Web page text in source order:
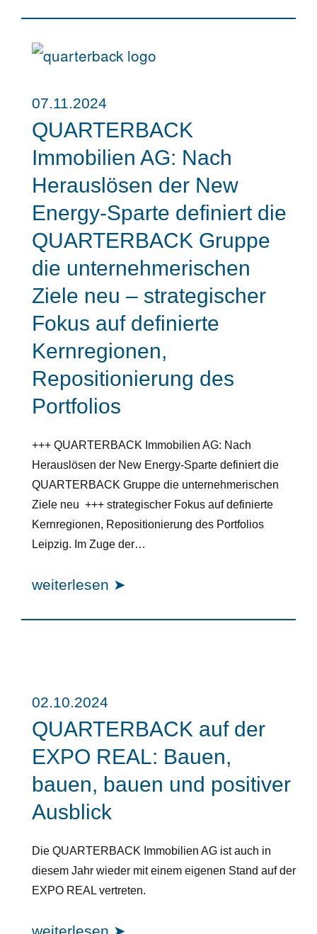
07.11.2024
QUARTERBACK
Immobilien AG: Nach
Herauslösen der New
Energy-Sparte definiert die
QUARTERBACK Gruppe
die unternehmerischen
Ziele neu – strategischer
Fokus auf definierte
Kernregionen,
Repositionierung des
Portfolios
+++ QUARTERBACK Immobilien AG: Nach
Herauslösen der New Energy-Sparte definiert die
QUARTERBACK Gruppe die unternehmerischen
Ziele neu +++ strategischer Fokus auf definierte
Kernregionen, Repositionierung des Portfolios
Leipzig. Im Zuge der…
weiterlesen ➤
02.10.2024
QUARTERBACK auf der
EXPO REAL: Bauen,
bauen, bauen und positiver
Ausblick
Die QUARTERBACK Immobilien AG ist auch in
diesem Jahr wieder mit einem eigenen Stand auf der
EXPO REAL vertreten.